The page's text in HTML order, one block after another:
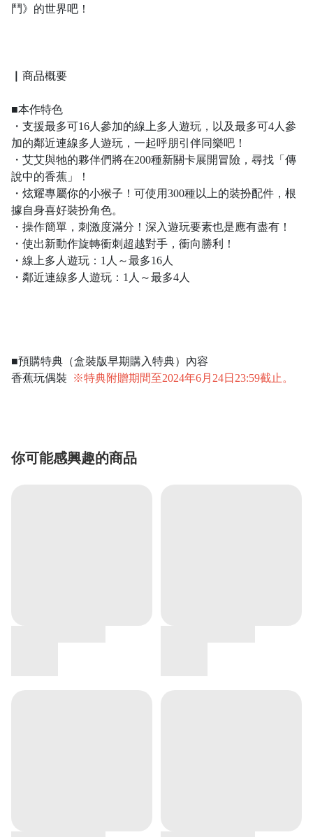
鬥》的世界吧！
商品概要
■本作特色
・支援最多可16人參加的線上多人遊玩，以及最多可4人參
加的鄰近連線多人遊玩，一起呼朋引伴同樂吧！
・艾艾與牠的夥伴們將在200種新關卡展開冒險，尋找「傳
說中的香蕉」！
・炫耀專屬你的小猴子！可使用300種以上的裝扮配件，根
據自身喜好裝扮角色。
・操作簡單，刺激度滿分！深入遊玩要素也是應有盡有！
・使出新動作旋轉衝刺超越對手，衝向勝利！
・線上多人遊玩：1人～最多16人
・鄰近連線多人遊玩：1人～最多4人
■預購特典（盒裝版早期購入特典）內容
香蕉玩偶裝
※特典附贈期間至2024年6月24日23:59截止。
你可能感興趣的商品